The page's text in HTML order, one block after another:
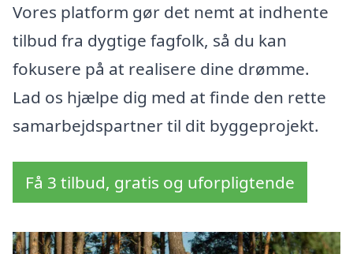
Vores platform gør det nemt at indhente
tilbud fra dygtige fagfolk, så du kan
fokusere på at realisere dine drømme.
Lad os hjælpe dig med at finde den rette
samarbejdspartner til dit byggeprojekt.
Få 3 tilbud, gratis og uforpligtende